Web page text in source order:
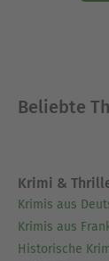
Beliebte
Krimi &
Krimis aus
Krimis aus
Historische